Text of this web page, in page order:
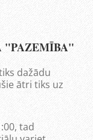
"PAZEMĪBA"
dažādu
ātri tiks uz
tad